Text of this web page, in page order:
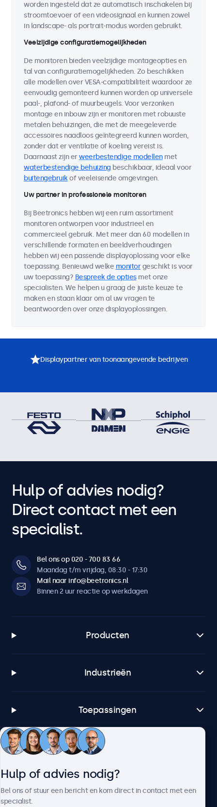
worden ingesteld dat ze automatisch inschakelen bij
stroomtoevoer of een videosignaal en kunnen zowel
in landscape- als portrait-modus worden gebruikt.
Veelzijdige configuratiemogelijkheden
De monitoren bieden veelzijdige montageopties en
tal van configuratiemogelijkheden. Zo beschikken
alle modellen over VESA-compatibiliteit waardoor ze
eenvoudig gemonteerd kunnen worden op universele
paal-, plafond- of muurbeugels. Voor verzonken
montage en inbouw zijn er monitoren met robuuste
metalen behuizingen, die met de meegeleverde
accessoires naadloos geïntegreerd kunnen worden,
zonder dat er ventilatie of koeling vereist is.
Daarnaast zijn erweerbestendige modellenmet
waterbestendige behuizing beschikbaar, ideaal voor
buitengebruikof veeleisende omgevingen.
Uw partner in professionele monitoren
Bij Beetronics hebben wij een ruim assortiment
monitoren ontworpen voor industrieel en
commercieel gebruik. Met meer dan 60 modellen in
verschillende formaten en beeldverhoudingen
hebben wij een passende displayoplossing voor elke
toepassing. Benieuwd welke monitorgeschikt is voor
uw toepassing? Bespreek de optiesmet onze
specialisten. We helpen u graag de juiste keuze te
maken en staan klaar om al uw vragen te
beantwoorden over onze displayoplossingen.
Displaypartner van toonaangevende bedrijven
Hulp of advies nodig?
Direct contact met een
specialist.
Bel ons op 020 - 700 83 66
Maandag t/m vrijdag, 08:30 - 17:30
Mail naar info@beetronics.nl
Binnen 2 uur reactie op werkdagen
Producten
Industrieën
Toepassingen
Klantenservice
Hulp of advies nodig?
Bel ons of stuur een bericht en kom direct in contact met een
specialist.